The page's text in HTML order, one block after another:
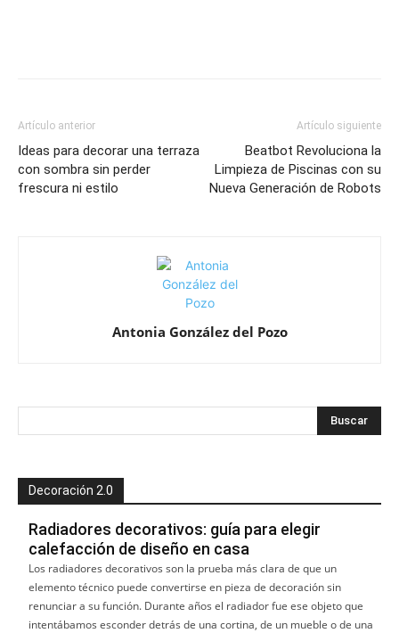
Artículo anterior
Ideas para decorar una terraza
con sombra sin perder
frescura ni estilo
Artículo siguiente
Beatbot Revoluciona la
Limpieza de Piscinas con su
Nueva Generación de Robots
Antonia González del Pozo
Decoración 2.0
Radiadores decorativos: guía para elegir
calefacción de diseño en casa
Los radiadores decorativos son la prueba más clara de que un
elemento técnico puede convertirse en pieza de decoración sin
renunciar a su función. Durante años el radiador fue ese objeto que
intentábamos esconder detrás de una cortina, de un mueble o de una